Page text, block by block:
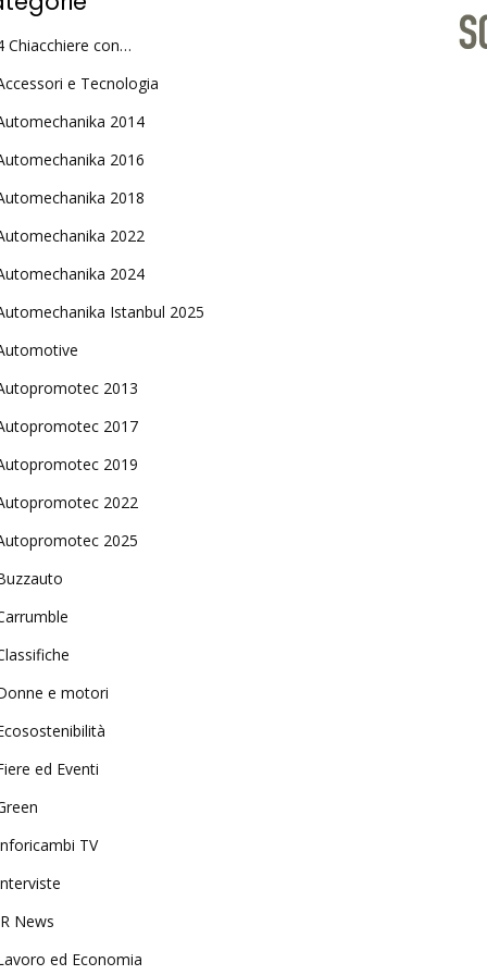
Chiacchiere con…
e Tecnologia
2014
2016
2018
2022
2024
Istanbul 2025
2013
2017
2019
2022
2025
e motori
ed Eventi
TV
News
ed Economia